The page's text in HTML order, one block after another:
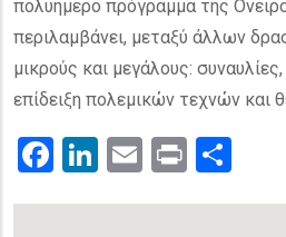
πολυήμερο πρόγραμμα της
περιλαμβάνει, μεταξύ άλλων
μικρούς και μεγάλους:
επίδειξη πολεμικών τεχνών και
Facebook
LinkedIn
Email
Print